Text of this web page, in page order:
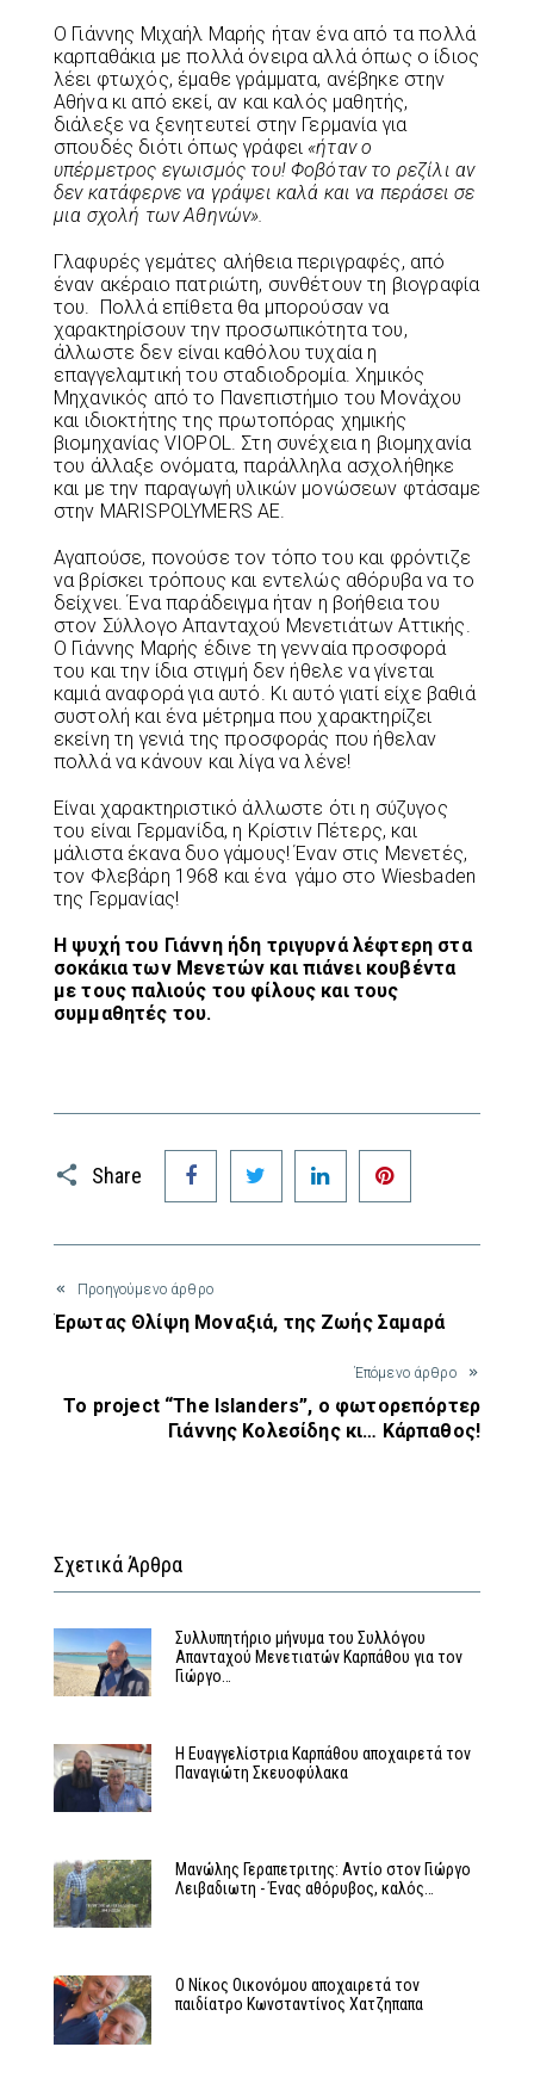
Ο Γιάννης Μιχαήλ Μαρής ήταν ένα από τα πολλά
καρπαθάκια με πολλά όνειρα αλλά όπως ο ίδιος
λέει φτωχός, έμαθε γράμματα, ανέβηκε στην
Αθήνα κι από εκεί, αν και καλός μαθητής,
διάλεξε να ξενητευτεί στην Γερμανία για
σπουδές διότι όπως γράφει «ήταν ο
υπέρμετρος εγωισμός του! Φοβόταν το ρεζίλι αν
δεν κατάφερνε να γράψει καλά και να περάσει σε
μια σχολή των Αθηνών».
Γλαφυρές γεμάτες αλήθεια περιγραφές, από
έναν ακέραιο πατριώτη, συνθέτουν τη βιογραφία
του. Πολλά επίθετα θα μπορούσαν να
χαρακτηρίσουν την προσωπικότητα του,
άλλωστε δεν είναι καθόλου τυχαία η
επαγγελαμτική του σταδιοδρομία. Χημικός
Μηχανικός από το Πανεπιστήμιο του Μονάχου
και ιδιοκτήτης της πρωτοπόρας χημικής
βιομηχανίας VIOPOL. Στη συνέχεια η βιομηχανία
του άλλαξε ονόματα, παράλληλα ασχολήθηκε
και με την παραγωγή υλικών μονώσεων φτάσαμε
στην MARISPOLYMERS AE.
Αγαπούσε, πονούσε τον τόπο του και φρόντιζε
να βρίσκει τρόπους και εντελώς αθόρυβα να το
δείχνει. Ένα παράδειγμα ήταν η βοήθεια του
στον Σύλλογο Απανταχού Μενετιάτων Αττικής.
Ο Γιάννης Μαρής έδινε τη γενναία προσφορά
του και την ίδια στιγμή δεν ήθελε να γίνεται
καμιά αναφορά για αυτό. Κι αυτό γιατί είχε βαθιά
συστολή και ένα μέτρημα που χαρακτηρίζει
εκείνη τη γενιά της προσφοράς που ήθελαν
πολλά να κάνουν και λίγα να λένε!
Είναι χαρακτηριστικό άλλωστε ότι η σύζυγος
του είναι Γερμανίδα, η Κρίστιν Πέτερς, και
μάλιστα έκανα δυο γάμους! Έναν στις Μενετές,
τον Φλεβάρη 1968 και ένα γάμο στο Wiesbaden
της Γερμανίας!
Η ψυχή του Γιάννη ήδη τριγυρνά λέφτερη στα
σοκάκια των Μενετών και πιάνει κουβέντα
με τους παλιούς του φίλους και τους
συμμαθητές του.
Share
Facebook Twitter LinkedIn
Προηγούμενο άρθρο
Έρωτας Θλίψη Μοναξιά, της Ζωής Σαμαρά
Έπόμενο άρθρο
Το project “The Islanders”, ο φωτορεπόρτερ
Γιάννης Κολεσίδης κι… Κάρπαθος!
Σχετικά Άρθρα
Συλλυπητήριο μήνυμα του Συλλόγου
Απανταχού Μενετιατών Καρπάθου για τον
Γιώργο…
Η Ευαγγελίστρια Καρπάθου αποχαιρετά τον
Παναγιώτη Σκευοφύλακα
Μανώλης Γεραπετριτης: Αντίο στον Γιώργο
Λειβαδιωτη - Ένας αθόρυβος, καλός…
Ο Νίκος Οικονόμου αποχαιρετά τον
παιδίατρο Κωνσταντίνος Χατζηπαπα